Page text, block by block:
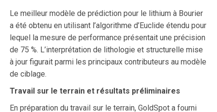
Le meilleur modèle de prédiction pour le lithium à Bourier
a été obtenu en utilisant l’algorithme d’Euclide étendu pour
lequel la mesure de performance présentait une précision
de 75 %. L’interprétation de lithologie et structurelle mise
à jour figurait parmi les principaux contributeurs au modèle
de ciblage.
Travail sur le terrain et résultats préliminaires
En préparation du travail sur le terrain, GoldSpot a fourni